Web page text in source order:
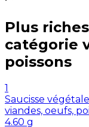
Plus
catégorie
poissons
1
Saucisse
viandes, oeufs,
4.60 g